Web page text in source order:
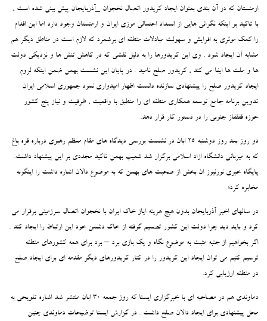
ارمنستان که در آن بندی بعنوان ایجاد کریدور اتصال نخجوان _آذربایجان پیش بینی شده است ,
با تاکید بر اینکه نگرانی هایی از انسداد احتمالی مرزی ایران و ارمنستان وجود دارد اما این اقدام
را کمک موثری به افزایش و سهولت مبادلات منطقه ای برشمرد که لازم است در مناطق دیگر هم
مشابه آن ایجاد شود . وی این کریدورها را به دلیل نقشی که در کاهش تنش ها و نزدیکی دولت
ها و ملت ها ایفا می کند , کریدور صلح نامید . در پایان این نشست بهمن ضمن اینکه لزوم
ایجاد کریدور صلح را پیشنهادی سازنده دانست اظهار امیدواری نمود جمهوری اسلامی ایران
تدوین برنامه جامع توسعه همکاری منطقه ای را منطبق با واقعیت , ظرفیت و نیاز پنج کشور
حوزه قفقفاز جنوبی را در دستور کار قرار دهد.
دو روز بعد روز دوشنبه 25 ابان در نشست بررسی دیدگاه های مقام معظم رهبری درباره قره باغ
که به میزبانی دانشگاه ازاد اسلامی برگزار شد شعیب بهمن تاکید مجددی بر این پیشنهاد داشت.
پایگاه خبری نورنیوز ان بخش از صحبت های بهمن که به موضوع دالان اشاره داشت را اینگونه
مخابره کرد؛
در سالهای اخیر آذربایجان بدون هیچ هزینه ایاز خاک ایران با نخجوان اتصال سرزمینی برقرار می
کرد و باید دید چرا دولت این کشور تصمیم گرفته از خاک دشمن خود این ارتباط را ایجاد کند .
اگر بخواهیم از جنبه مثبت به موضوع نگاه و یک بازی برد – برد برای همه کشورهای منطقه
ترسیم کنیم می توان ایجاد این کریدور را در کنار کریدورهای دیگر مقدمه ای برای ایجاد صلح
در منطقه ارزیابی کرد.
دماوندی هم در مصاحبه ای با خبرگزاری ایسنا که روز جمعه 30 ابان منتشر شد اشاره تلویحی به
محل پیشنهادی برای ایجاد دالان صلح داشت . در گزارش ایسنا توضیحات دماوندی چنین